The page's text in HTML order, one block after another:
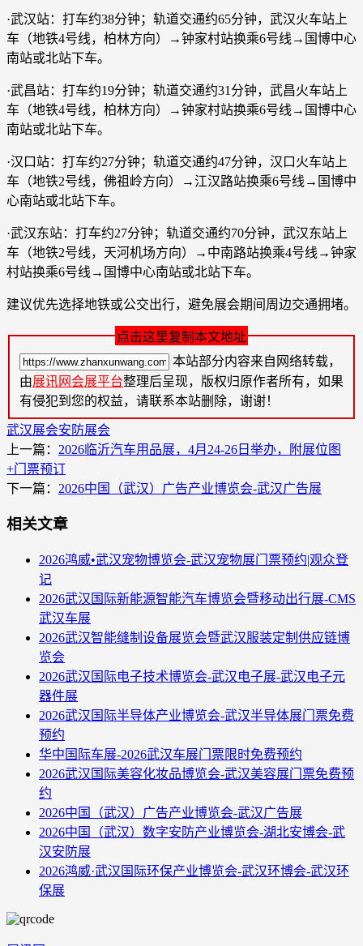
·武汉站：打车约38分钟；轨道交通约65分钟，武汉火车站上
车（地铁4号线，柏林方向）→钟家村站换乘6号线→国博中心
南站或北站下车。
·武昌站：打车约19分钟；轨道交通约31分钟，武昌火车站上
车（地铁4号线，柏林方向）→钟家村站换乘6号线→国博中心
南站或北站下车。
·汉口站：打车约27分钟；轨道交通约47分钟，汉口火车站上
车（地铁2号线，佛祖岭方向）→江汉路站换乘6号线→国博中
心南站或北站下车。
·武汉东站：打车约27分钟；轨道交通约70分钟，武汉东站上
车（地铁2号线，天河机场方向）→中南路站换乘4号线→钟家
村站换乘6号线→国博中心南站或北站下车。
建议优先选择地铁或公交出行，避免展会期间周边交通拥堵。
点击这里复制本文地址
本站部分内容来自网络转载，
由展讯网会展平台整理后呈现，版权归原作者所有，如果
有侵犯到您的权益，请联系本站删除，谢谢！
武汉展会安防展会
上一篇： 2026临沂汽车用品展，4月24-26日举办，附展位图
+门票预订
下一篇： 2026中国（武汉）广告产业博览会-武汉广告展
相关文章
2026鸿威•武汉宠物博览会-武汉宠物展门票预约|观众登
记
2026武汉国际新能源智能汽车博览会暨移动出行展-CMS
武汉车展
2026武汉智能缝制设备展览会暨武汉服装定制供应链博
览会
2026武汉国际电子技术博览会-武汉电子展-武汉电子元
器件展
2026武汉国际半导体产业博览会-武汉半导体展门票免费
预约
华中国际车展-2026武汉车展门票限时免费预约
2026武汉国际美容化妆品博览会-武汉美容展门票免费预
约
2026中国（武汉）广告产业博览会-武汉广告展
2026中国（武汉）数字安防产业博览会-湖北安博会-武
汉安防展
2026鸿威·武汉国际环保产业博览会-武汉环博会-武汉环
保展